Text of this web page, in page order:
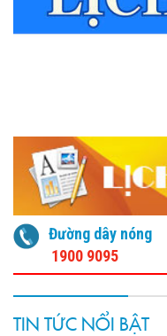
Đường dây nóng
1900 9095
TIN TỨC NỔI BẬT